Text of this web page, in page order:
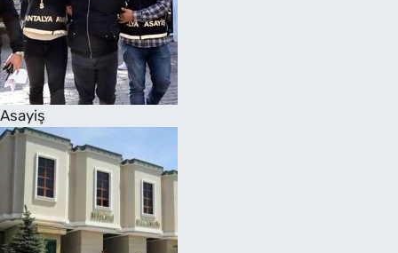
Asayiş